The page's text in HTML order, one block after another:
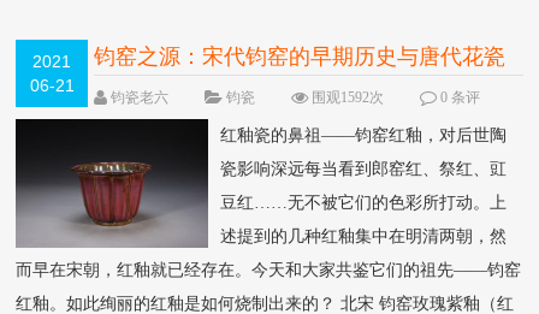
2021
06-21
钧窑之源：宋代钧窑的早期历史与唐代花瓷
有关
钧瓷老六 钧瓷 围观1592次
0 条评
论
红釉瓷的鼻祖——钧窑红釉，对后世陶
瓷影响深远每当看到郎窑红、祭红、豇
豆红……无不被它们的色彩所打动。上
述提到的几种红釉集中在明清两朝，然
而早在宋朝，红釉就已经存在。今天和大家共鉴它们的祖先——钧窑
红釉。如此绚丽的红釉是如何烧制出来的？ 北宋 钧窑玫瑰紫釉（红